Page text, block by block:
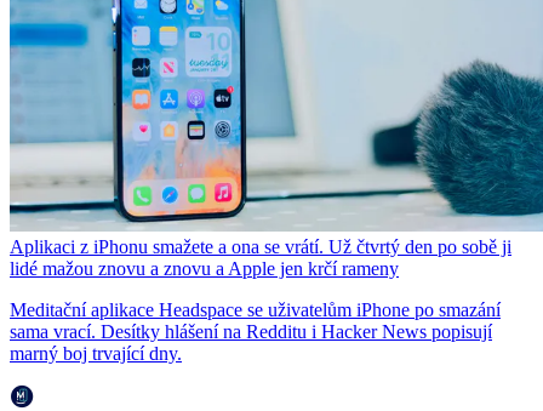
Aplikaci z iPhonu smažete a ona se vrátí. Už čtvrtý den po sobě ji
lidé mažou znovu a znovu a Apple jen krčí rameny
Meditační aplikace Headspace se uživatelům iPhone po smazání
sama vrací. Desítky hlášení na Redditu i Hacker News popisují
marný boj trvající dny.